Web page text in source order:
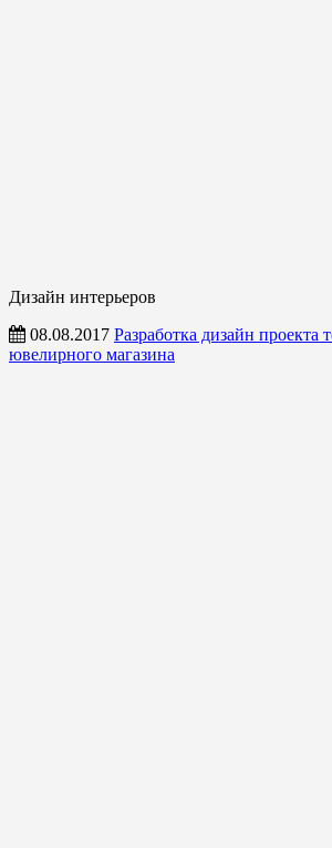
Дизайн интерьеров
08.08.2017 Разработка дизайн проекта
ювелирного магазина